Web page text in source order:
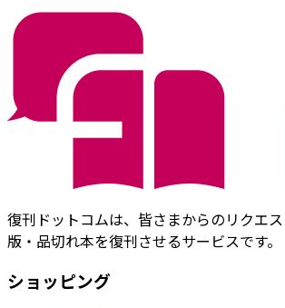
復刊ドットコムは、皆さまからのリクエ
版・品切れ本を復刊させるサービスです。
ショッピング